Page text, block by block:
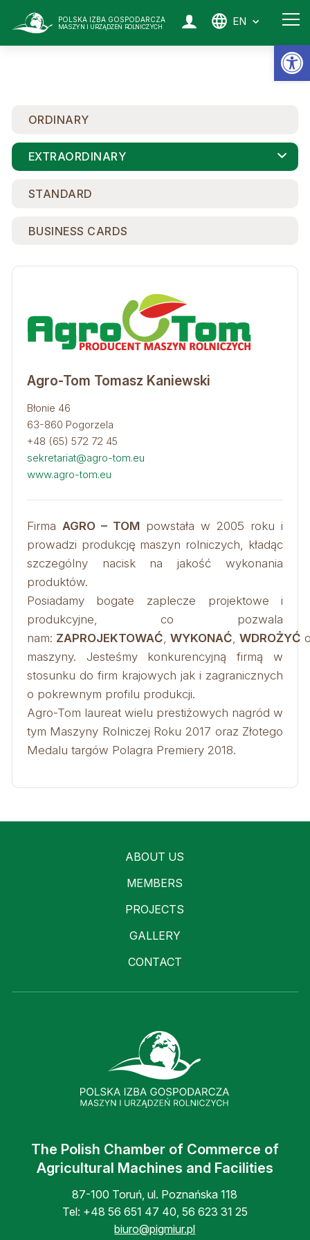
POLSKA IZBA GOSPODARCZA
MASZYN I URZĄDZEŃ ROLNICZYCH EN
ORDINARY
EXTRAORDINARY
STANDARD
BUSINESS CARDS
Agro-Tom Tomasz Kaniewski
Błonie 46
63-860 Pogorzela
+48 (65) 572 72 45
sekretariat@agro-tom.eu
www.agro-tom.eu
Firma AGRO – TOMpowstała w 2005 roku i
prowadzi produkcję maszyn rolniczych, kładąc
szczególny nacisk na jakość wykonania
produktów.
Posiadamy bogate zaplecze projektowe i
produkcyjne, co pozwala
nam: ZAPROJEKTOWAĆ, WYKONAĆ, WDROŻYĆ
maszyny. Jesteśmy konkurencyjną firmą w
stosunku do firm krajowych jak i zagranicznych
o pokrewnym profilu produkcji.
Agro-Tom laureat wielu prestiżowych nagród w
tym Maszyny Rolniczej Roku 2017 oraz Złotego
Medalu targów Polagra Premiery 2018.
ABOUT US
MEMBERS
PROJECTS
GALLERY
CONTACT
The Polish Chamber of Commerce of
Agricultural Machines and Facilities
87-100 Toruń, ul. Poznańska 118
Tel: +48 56 651 47 40, 56 623 31 25
biuro@pigmiur.pl